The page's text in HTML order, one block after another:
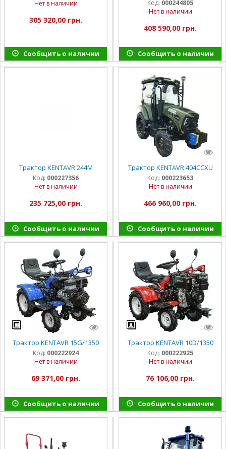
Нет в наличии
305 320,00 грн.
Сообщить о наличии
Код: 000244805
Нет в наличии
408 590,00 грн.
Сообщить о наличии
Трактор KENTAVR 244М
Код: 000227356
Нет в наличии
235 725,00 грн.
Сообщить о наличии
Трактор KENTAVR 404CCXU
Код: 000223653
Нет в наличии
466 960,00 грн.
Сообщить о наличии
Трактор KENTAVR 15G/1350
Код: 000222924
Нет в наличии
69 371,00 грн.
Сообщить о наличии
Трактор KENTAVR 10D/1350
Код: 000222925
Нет в наличии
76 106,00 грн.
Сообщить о наличии